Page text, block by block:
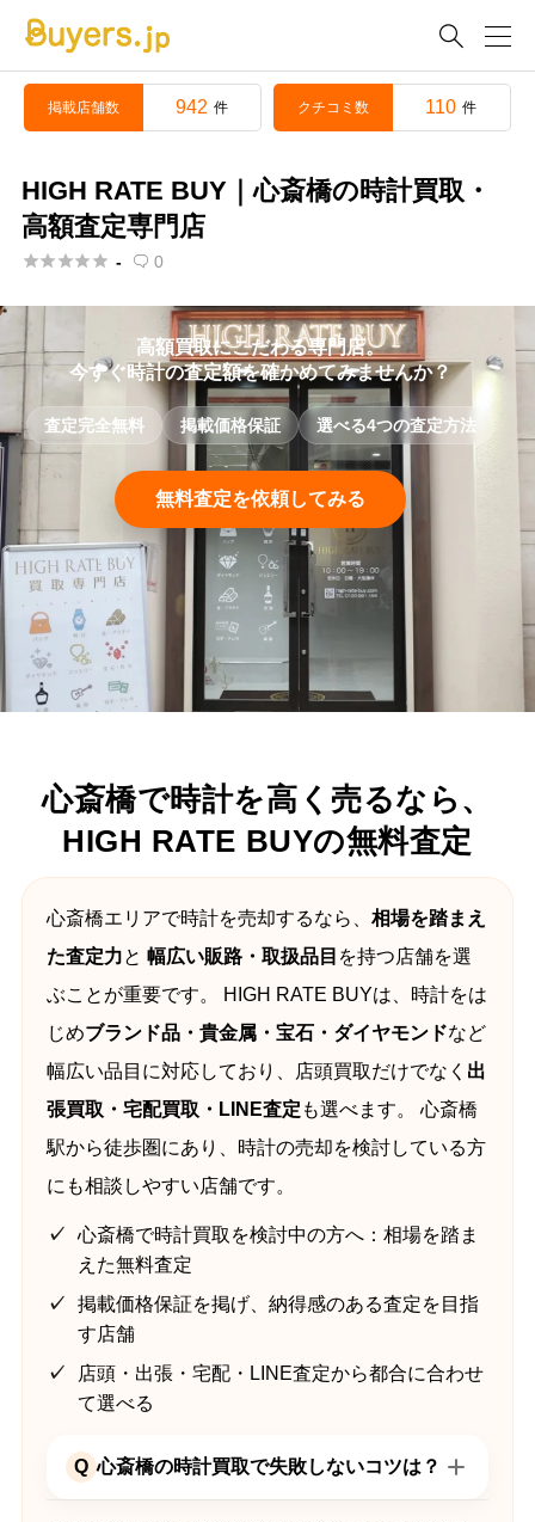

掲載店舗数 942 件 クチコミ数 110 件
HIGH RATE BUY｜心斎橋の時計買取・
高額査定専門店
 -  0
高額買取にこだわる専門店。
今すぐ時計の査定額を確かめてみませんか？
査定完全無料 掲載価格保証 選べる4つの査定方法
無料査定を依頼してみる
心斎橋で時計を高く売るなら、
HIGH RATE BUYの無料査定
心斎橋エリアで時計を売却するなら、 相場を踏まえ
た査定力と 幅広い販路・取扱品目 を持つ店舗を選
ぶことが重要です。 HIGH RATE BUYは、時計をは
じめブランド品・貴金属・宝石・ダイヤモンドなど
幅広い品目に対応しており、店頭買取だけでなく 出
張買取・宅配買取・LINE査定 も選べます。 心斎橋
駅から徒歩圏にあり、時計の売却を検討している方
にも相談しやすい店舗です。
心斎橋で時計買取を検討中の方へ：相場を踏ま
えた無料査定
掲載価格保証を掲げ、納得感のある査定を目指
す店舗
店頭・出張・宅配・LINE査定から都合に合わせ
て選べる
Q 心斎橋の時計買取で失敗しないコツは？